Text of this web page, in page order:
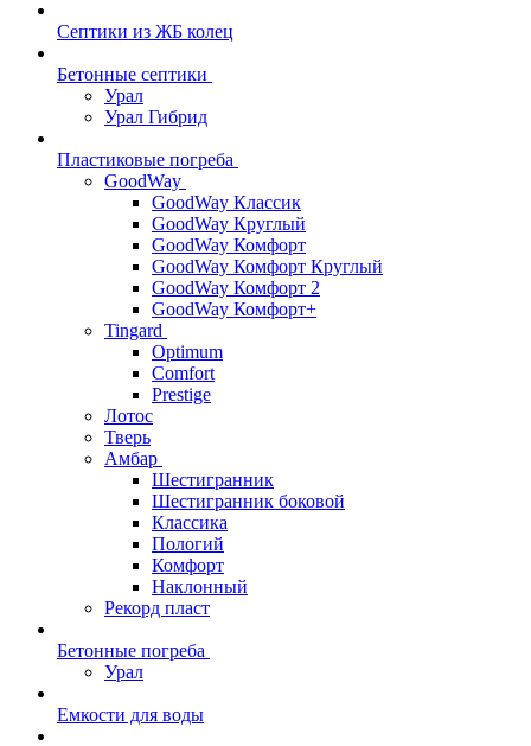
Септики из ЖБ колец
Бетонные септики
Урал
Урал Гибрид
Пластиковые погреба
GoodWay
GoodWay Классик
GoodWay Круглый
GoodWay Комфорт
GoodWay Комфорт Круглый
GoodWay Комфорт 2
GoodWay Комфорт+
Tingard
Optimum
Comfort
Prestige
Лотос
Тверь
Амбар
Шестигранник
Шестигранник боковой
Классика
Пологий
Комфорт
Наклонный
Рекорд пласт
Бетонные погреба
Урал
Емкости для воды